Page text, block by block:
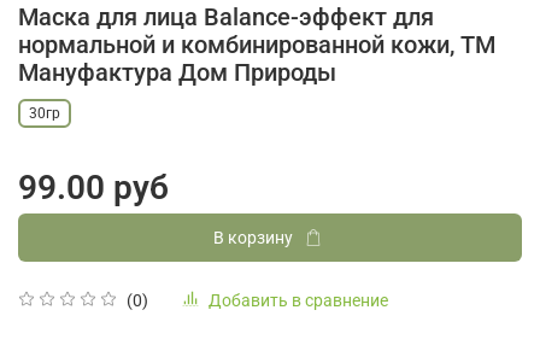
Маска для лица Balance-эффект для
нормальной и комбинированной кожи, ТМ
Мануфактура Дом Природы
(0) Добавить в сравнение
30гр
99.00 руб
В корзину